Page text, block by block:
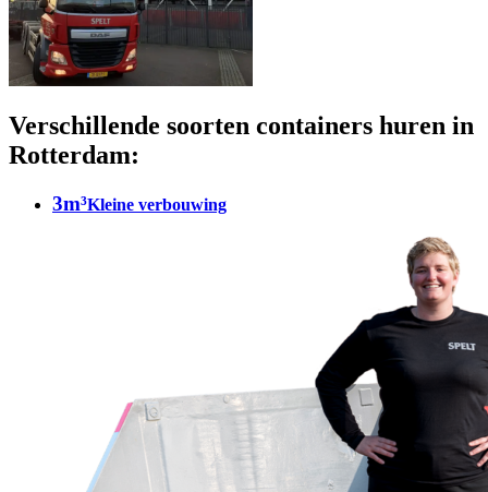
Verschillende soorten containers huren in
Rotterdam:
3m³Kleine verbouwing